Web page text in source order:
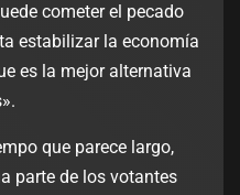
cometer el pecado
estabilizar la economía
es la mejor alternativa
que parece largo,
parte de los votantes